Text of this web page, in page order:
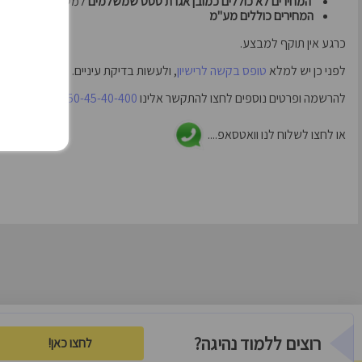
המחירים כוללים מע"מ
כרגע אין תוקף למבצע.
לפני כן יש למלאטופס בקשה לרישיון, ולעשות בדיקת עיניים.
להרשמה ופרטים נוספים לחצו להתקשר אלינו050-45-40-400
או לחצו לשלוח לנו וואטסאפ....
רוצים ללמוד נהיגה? לחצו כאן!